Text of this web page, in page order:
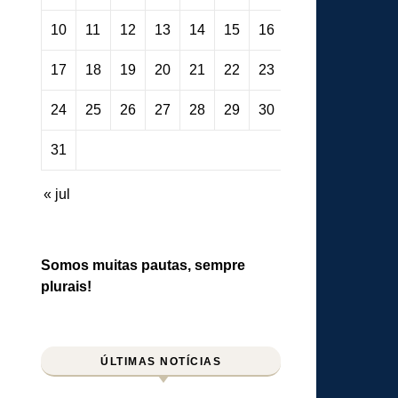
10 11 12 13 14 15 16
17 18 19 20 21 22 23
24 25 26 27 28 29 30
31
« jul
Somos muitas pautas, sempre
plurais!
ÚLTIMAS NOTÍCIAS